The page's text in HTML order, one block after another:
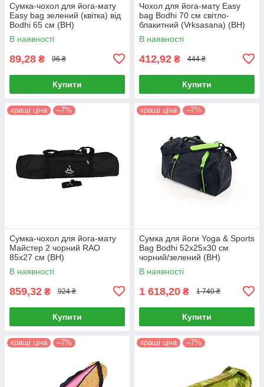
Сумка-чохол для йога-мату
Easy bag зелений (квітка) від
Bodhi 65 см (BH)
В наявності
89,28 ₴ 96 ₴
Купити
Чохол для йога-мату Easy
bag Bodhi 70 см світло-
блакитний (Vrksasana) (BH)
В наявності
412,92 ₴ 444 ₴
Купити
кращі ціна –7%
Сумка-чохол для йога-мату
Майстер 2 чорний RAO
85х27 см (BH)
В наявності
859,32 ₴ 924 ₴
Купити
кращі ціна –7%
Сумка для йоги Yoga & Sports
Bag Bodhi 52x25x30 см
чорний/зелений (BH)
В наявності
1 618,20 ₴ 1 740 ₴
Купити
кращі ціна –7% кращі ціна –7%